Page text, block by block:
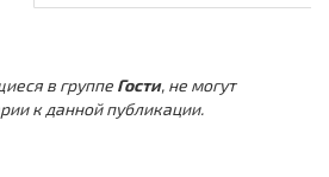
в группе Гости, не могут
к данной публикации.